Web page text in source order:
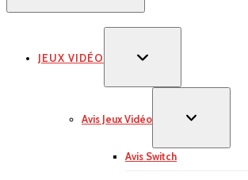
JEUX VIDÉO
Avis Jeux Vidéo
Avis Switch